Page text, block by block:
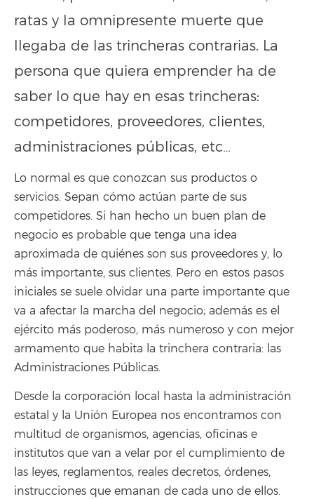
ratas y la omnipresente muerte que
llegaba de las trincheras contrarias. La
persona que quiera emprender ha de
saber lo que hay en esas trincheras:
competidores, proveedores, clientes,
administraciones públicas, etc…
Lo normal es que conozcan sus productos o
servicios. Sepan cómo actúan parte de sus
competidores. Si han hecho un buen plan de
negocio es probable que tenga una idea
aproximada de quiénes son sus proveedores y, lo
más importante, sus clientes. Pero en estos pasos
iniciales se suele olvidar una parte importante que
va a afectar la marcha del negocio; además es el
ejército más poderoso, más numeroso y con mejor
armamento que habita la trinchera contraria: las
Administraciones Públicas.
Desde la corporación local hasta la administración
estatal y la Unión Europea nos encontramos con
multitud de organismos, agencias, oficinas e
institutos que van a velar por el cumplimiento de
las leyes, reglamentos, reales decretos, órdenes,
instrucciones que emanan de cada uno de ellos.